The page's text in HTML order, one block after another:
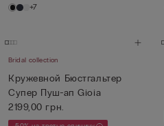
+7
Bridal collection
Кружевной Бюстгальтер
Супер Пуш-ап Gioia
2199,00 грн.